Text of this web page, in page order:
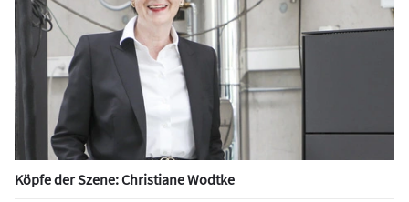
Köpfe der Szene: Christiane Wodtke